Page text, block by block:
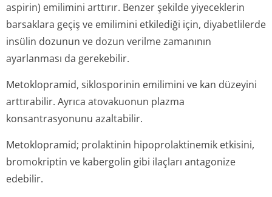
aspirin) emilimini arttırır. Benzer şekilde yiyeceklerin
barsaklara geçiş ve emilimini etkilediği için, diyabetlilerde
insülin dozunun ve dozun verilme zamanının
ayarlanması da gerekebilir.
Metoklopramid, siklosporinin emilimini ve kan düzeyini
arttırabilir. Ayrıca atovakuonun plazma
konsantrasyonunu azaltabilir.
Metoklopramid; prolaktinin hipoprolaktinemik etkisini,
bromokriptin ve kabergolin gibi ilaçları antagonize
edebilir.